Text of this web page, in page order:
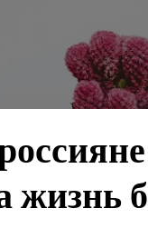
жизнь